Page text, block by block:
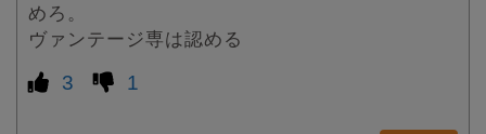
めろ。
ヴァンテージ専は認める
3 1